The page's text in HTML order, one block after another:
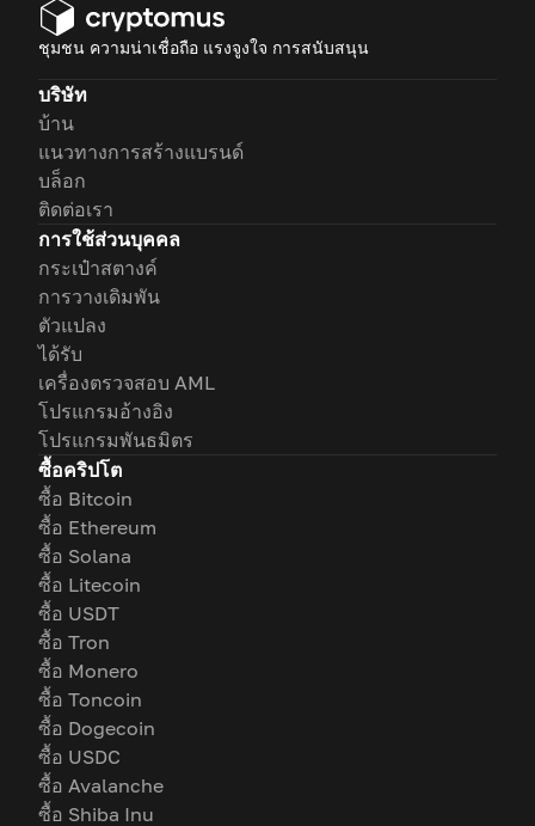
ชุมชน ความน่าเชื่อถือ แรงจูงใจ การสนับสนุน
บริษัท
บ้าน
แนวทางการสร้างแบรนด์
บล็อก
ติดต่อเรา
การใช้ส่วนบุคคล
กระเป๋าสตางค์
การวางเดิมพัน
ตัวแปลง
ได้รับ
เครื่องตรวจสอบ AML
โปรแกรมอ้างอิง
โปรแกรมพันธมิตร
ซื้อคริปโต
ซื้อ Bitcoin
ซื้อ Ethereum
ซื้อ Solana
ซื้อ Litecoin
ซื้อ USDT
ซื้อ Tron
ซื้อ Monero
ซื้อ Toncoin
ซื้อ Dogecoin
ซื้อ USDC
ซื้อ Avalanche
ซื้อ Shiba Inu